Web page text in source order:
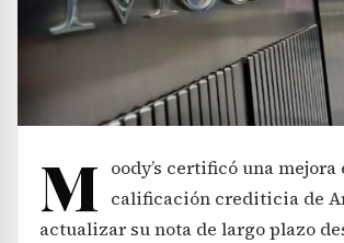
M oody’s certificó una mejora
calificación crediticia de
actualizar su nota de largo plazo